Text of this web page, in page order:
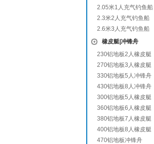
2.05米1人充气钓鱼船
2.3米2人充气钓鱼船
2.6米3人充气钓鱼船
橡皮艇|冲锋舟
230铝地板2人橡皮艇
270铝地板3人橡皮艇
330铝地板5人冲锋舟
430铝地板8人冲锋舟
300铝地板5人橡皮艇
360铝地板6人橡皮艇
380铝地板7人橡皮艇
400铝地板8人橡皮艇
470铝地板冲锋舟